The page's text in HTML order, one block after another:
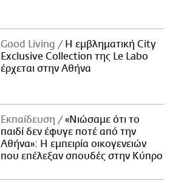
Good Living
Η εμβληματική City
Exclusive Collection της Le Labo
έρχεται στην Αθήνα
Εκπαίδευση
«Νιώσαμε ότι το
παιδί δεν έφυγε ποτέ από την
Αθήνα»: Η εμπειρία οικογενειών
που επέλεξαν σπουδές στην Κύπρο